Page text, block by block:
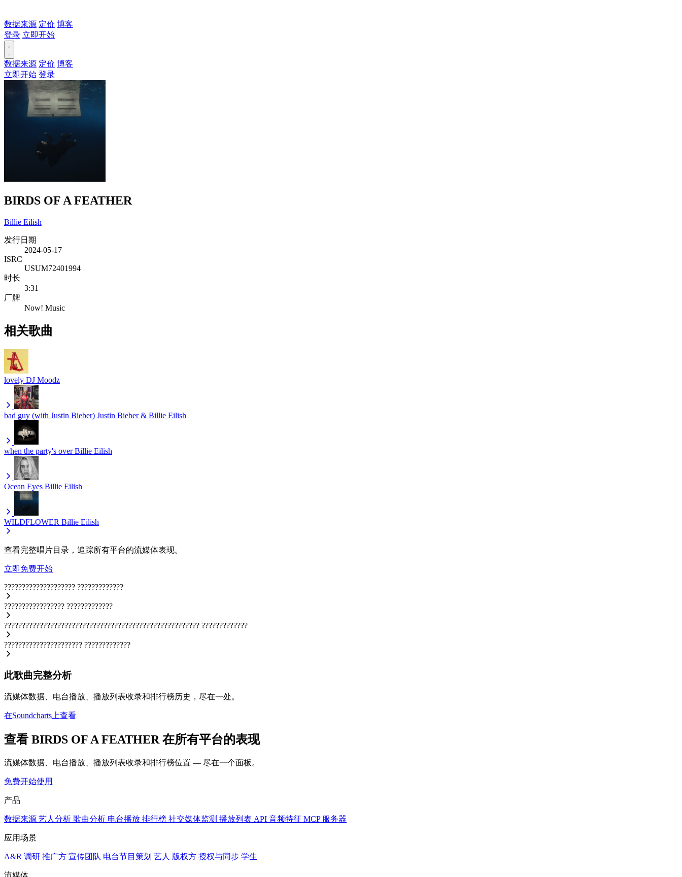
数据来源 定价 博客
登录 立即开始
数据来源 定价 博客
立即开始 登录
BIRDS OF A FEATHER
Billie Eilish
发行日期
2024-05-17
ISRC
USUM72401994
时长
3:31
厂牌
Now! Music
相关歌曲
lovely DJ Moodz
bad guy (with Justin Bieber) Justin Bieber & Billie Eilish
when the party's over Billie Eilish
Ocean Eyes Billie Eilish
WILDFLOWER Billie Eilish
查看完整唱片目录，追踪所有平台的流媒体表现。
立即免费开始
???????????????????? ?????????????
????????????????? ?????????????
??????????????????????????????????????????????????????? ?????????????
?????????????????????? ?????????????
此歌曲完整分析
流媒体数据、电台播放、播放列表收录和排行榜历史，尽在一处。
在Soundcharts上查看
查看 BIRDS OF A FEATHER 在所有平台的表现
流媒体数据、电台播放、播放列表收录和排行榜位置 — 尽在一个面板。
免费开始使用
产品
数据来源 艺人分析 歌曲分析 电台播放 排行榜 社交媒体监测 播放列表 API 音频特征 MCP 服务器
应用场景
A&R 调研 推广方 宣传团队 电台节目策划 艺人 版权方 授权与同步 学生
流媒体